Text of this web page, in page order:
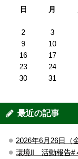
日
月
2
3
9
10
16
17
23
24
30
31
最近の記事
2026年6月26日（
環境Ⅱ 活動報告#